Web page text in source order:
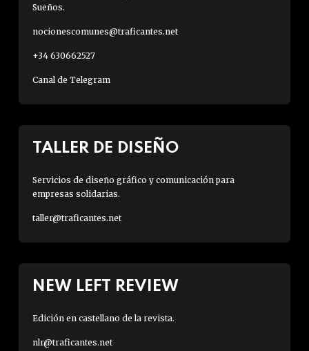
Sueños.
nocionescomunes@traficantes.net
+34 630662527
Canal de Telegram
TALLER DE DISEÑO
Servicios de diseño gráfico y comunicación para
empresas solidarias.
taller@traficantes.net
NEW LEFT REVIEW
Edición en castellano de la revista.
nlr@traficantes.net